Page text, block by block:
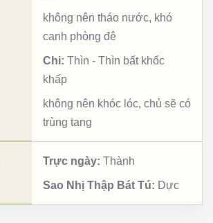
không nên tháo nước, khó
canh phòng đê
Chi: Thìn - Thìn bất khốc
khấp
không nên khóc lóc, chủ sẽ có
trùng tang
Trực ngày: Thành
Sao Nhị Thập Bát Tú: Dực